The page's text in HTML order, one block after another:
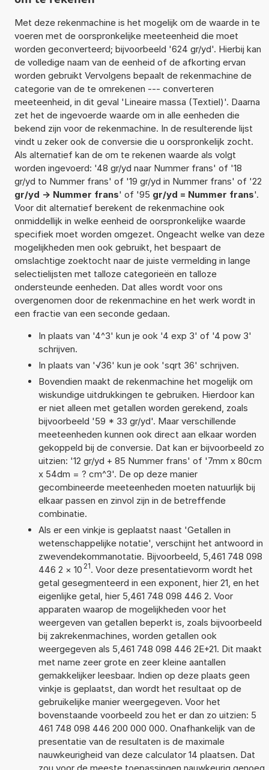
Met deze rekenmachine is het mogelijk om de waarde in te
voeren met de oorspronkelijke meeteenheid die moet
worden geconverteerd; bijvoorbeeld '624 gr/yd'. Hierbij kan
de volledige naam van de eenheid of de afkorting ervan
worden gebruikt Vervolgens bepaalt de rekenmachine de
categorie van de te omrekenen --- converteren
meeteenheid, in dit geval 'Lineaire massa (Textiel)'. Daarna
zet het de ingevoerde waarde om in alle eenheden die
bekend zijn voor de rekenmachine. In de resulterende lijst
vindt u zeker ook de conversie die u oorspronkelijk zocht.
Als alternatief kan de om te rekenen waarde als volgt
worden ingevoerd: '48 gr/yd naar Nummer frans' of '18
gr/yd to Nummer frans' of '19 gr/yd in Nummer frans' of '22
gr/yd -> Nummer frans' of '95 gr/yd = Nummer frans'.
Voor dit alternatief berekent de rekenmachine ook
onmiddellijk in welke eenheid de oorspronkelijke waarde
specifiek moet worden omgezet. Ongeacht welke van deze
mogelijkheden men ook gebruikt, het bespaart de
omslachtige zoektocht naar de juiste vermelding in lange
selectielijsten met talloze categorieën en talloze
ondersteunde eenheden. Dat alles wordt voor ons
overgenomen door de rekenmachine en het werk wordt in
een fractie van een seconde gedaan.
In plaats van '4^3' kun je ook '4 exp 3' of '4 pow 3'
schrijven.
In plaats van '√36' kun je ook 'sqrt 36' schrijven.
Bovendien maakt de rekenmachine het mogelijk om
wiskundige uitdrukkingen te gebruiken. Hierdoor kan
er niet alleen met getallen worden gerekend, zoals
bijvoorbeeld '59 * 33 gr/yd'. Maar verschillende
meeteenheden kunnen ook direct aan elkaar worden
gekoppeld bij de conversie. Dat kan er bijvoorbeeld zo
uitzien: '12 gr/yd + 85 Nummer frans' of '7mm x 80cm
x 54dm = ? cm^3'. De op deze manier
gecombineerde meeteenheden moeten natuurlijk bij
elkaar passen en zinvol zijn in de betreffende
combinatie.
Als er een vinkje is geplaatst naast 'Getallen in
wetenschappelijke notatie', verschijnt het antwoord in
zwevendekommanotatie. Bijvoorbeeld, 5,461 748 098
446 2 × 10 21. Voor deze presentatievorm wordt het
getal gesegmenteerd in een exponent, hier 21, en het
eigenlijke getal, hier 5,461 748 098 446 2. Voor
apparaten waarop de mogelijkheden voor het
weergeven van getallen beperkt is, zoals bijvoorbeeld
bij zakrekenmachines, worden getallen ook
weergegeven als 5,461 748 098 446 2E+21. Dit maakt
met name zeer grote en zeer kleine aantallen
gemakkelijker leesbaar. Indien op deze plaats geen
vinkje is geplaatst, dan wordt het resultaat op de
gebruikelijke manier weergegeven. Voor het
bovenstaande voorbeeld zou het er dan zo uitzien: 5
461 748 098 446 200 000 000. Onafhankelijk van de
presentatie van de resultaten is de maximale
nauwkeurigheid van deze calculator 14 plaatsen. Dat
zou voor de meeste toepassingen nauwkeurig genoeg